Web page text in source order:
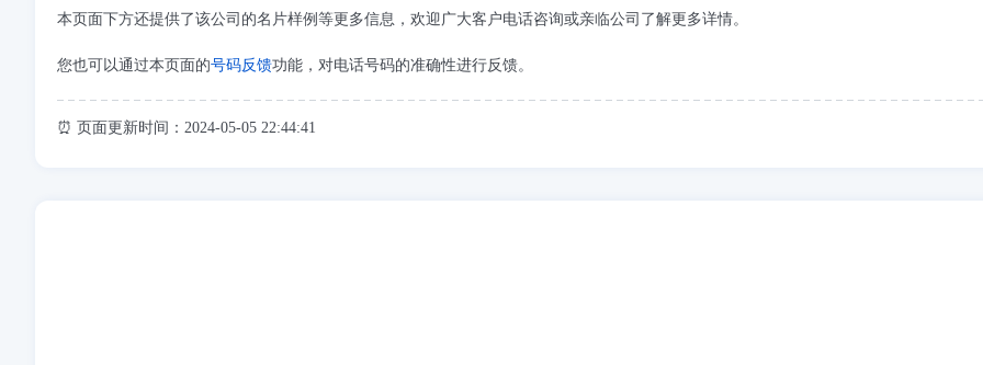
本页面下方还提供了该公司的名片样例等更多信息，欢迎广大客户电话咨询或亲临公司了解更多详情。
您也可以通过本页面的号码反馈功能，对电话号码的准确性进行反馈。
⏰ 页面更新时间：2024-05-05 22:44:41